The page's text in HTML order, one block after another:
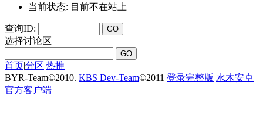
当前状态: 目前不在站上
查询ID:
选择讨论区
首页|分区|热推
BYR-Team©2010. KBS Dev-Team©2011 登录完整版 水木安卓
官方客户端